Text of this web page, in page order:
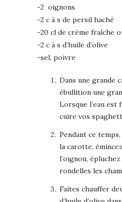
-2 oignons
-2 c à s de persil haché
-20 cl de crème fraîche
-2 c à s d’huile d’olive
-sel, poivre
Dans une grande
ébullition une
Lorsque l’eau est
cuire vos
Pendant ce
la carotte,
l’oignon,
rondelles les
Faites chauffer